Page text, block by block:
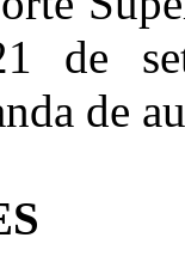
de
de